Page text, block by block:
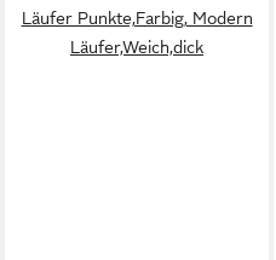
Läufer Punkte,Farbig, Modern
Läufer,Weich,dick